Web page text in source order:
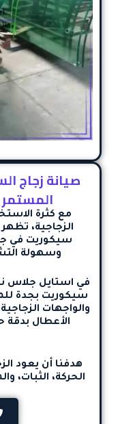
صيانة زجاج
مع كثرة
الزجاجية، تظهر
سيكوريت في
وسهولة
في استايل جلاس
سيكوريت بجدة
والواجهات
الأعطال بدقة
هدفنا أن يعود
الحركة، الثبات،